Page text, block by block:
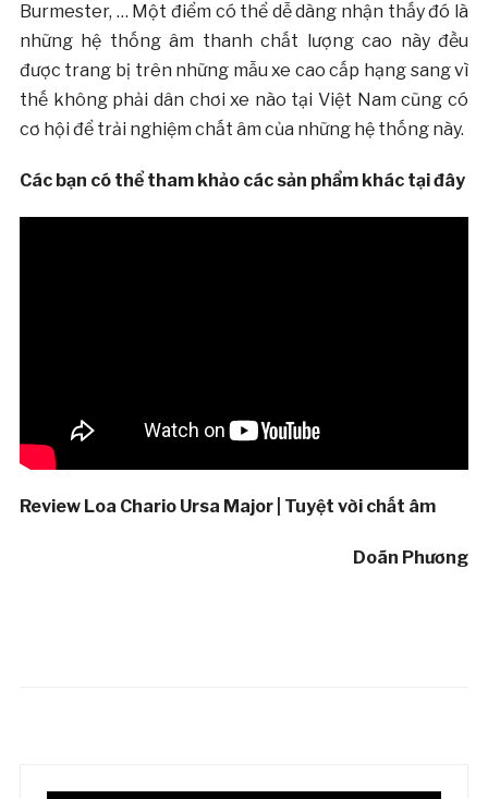
Burmester, … Một điểm có thể dễ dàng nhận thấy đó là
những hệ thống âm thanh chất lượng cao này đều
được trang bị trên những mẫu xe cao cấp hạng sang vì
thế không phải dân chơi xe nào tại Việt Nam cũng có
cơ hội để trải nghiệm chất âm của những hệ thống này.
Các bạn có thể tham khảo các sản phẩm khác tại đây
Review Loa Chario Ursa Major | Tuyệt vời chất âm
Doãn Phương